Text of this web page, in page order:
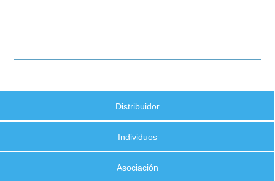
Distribuidor
Individuos
Asociación